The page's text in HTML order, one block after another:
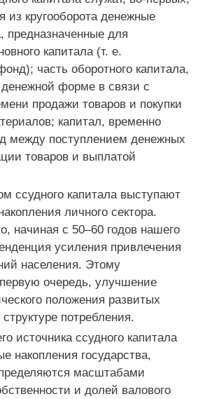
кругооборота денежные
предназначенные для
капитала (т. е.
часть оборотного капитала,
форме в связи с
продажи товаров и покупки
капитал, временно
между поступлением денежных
товаров и выплатой
ссудного капитала выступают
личного сектора.
начиная с 50–60 годов нашего
усиления привлечения
населения. Этому
очередь, улучшение
положения развитых
потребления.
источника ссудного капитала
накопления государства,
масштабами
и долей валового